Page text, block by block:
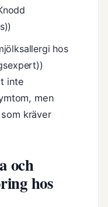
hos
inte
men
kräver
och
hos